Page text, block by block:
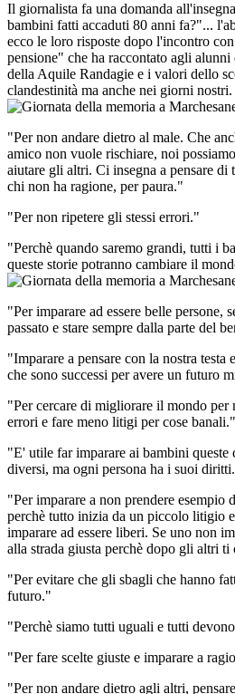
Il giornalista fa una domanda
bambini fatti accaduti 80 anni fa?"...
ecco le loro risposte dopo l'incontro
pensione" che ha raccontato agli alunni
della Aquile Randagie e i valori dello
clandestinità ma anche nei giorni nostri.
"Per non andare dietro al male. Che
amico non vuole rischiare, noi
aiutare gli altri. Ci insegna a pensare di
chi non ha ragione, per paura."
"Per non ripetere gli stessi errori."
"Perchè quando saremo grandi, tutti i
queste storie potranno cambiare il
"Per imparare ad essere belle persone,
passato e stare sempre dalla parte del
"Imparare a pensare con la nostra testa
che sono successi per avere un futuro
"Per cercare di migliorare il mondo per
errori e fare meno litigi per cose banali."
"E' utile far imparare ai bambini queste
diversi, ma ogni persona ha i suoi
"Per imparare a non prendere esempio
perchè tutto inizia da un piccolo litigio
imparare ad essere liberi. Se uno non
alla strada giusta perchè dopo gli altri ti
"Per evitare che gli sbagli che hanno
futuro."
"Perchè siamo tutti uguali e tutti
"Per fare scelte giuste e imparare a
"Per non andare dietro agli altri,